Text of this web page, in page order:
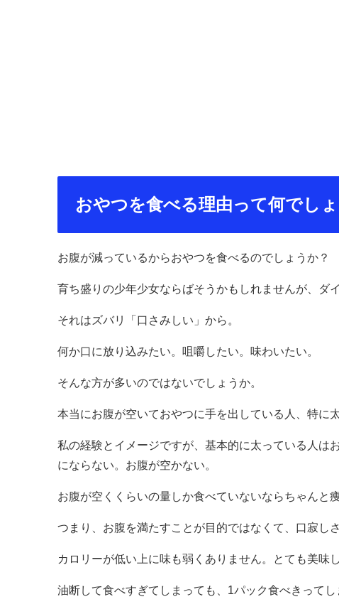
おやつを食べる理由って何でし
お腹が減っているからおやつを食べるのでしょうか？
育ち盛りの少年少女ならばそうかもしれませんが、ダ
それはズバリ「口さみしい」から。
何か口に放り込みたい。咀嚼したい。味わいたい。
そんな方が多いのではないでしょうか。
本当にお腹が空いておやつに手を出している人、特に
私の経験とイメージですが、基本的に太っている人は
にならない。お腹が空かない。
お腹が空くくらいの量しか食べていないならちゃんと痩
つまり、お腹を満たすことが目的ではなくて、口寂し
カロリーが低い上に味も弱くありません。とても美味
油断して食べすぎてしまっても、1パック食べきってし